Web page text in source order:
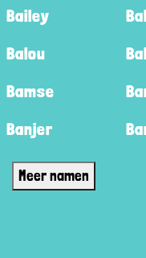
Bailey
Balou
Bamse
Banjer
Meer namen